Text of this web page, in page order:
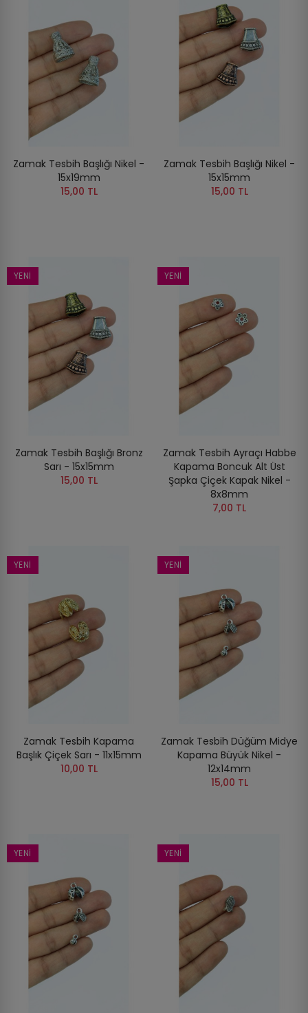
Zamak Tesbih Başlığı Nikel -
15x19mm
15,00 TL
Zamak Tesbih Başlığı Nikel -
15x15mm
15,00 TL
YENI
Zamak Tesbih Başlığı Bronz
Sarı - 15x15mm
15,00 TL
YENI
Zamak Tesbih Ayraçı Habbe
Kapama Boncuk Alt Üst
Şapka Çiçek Kapak Nikel -
8x8mm
7,00 TL
YENI
Zamak Tesbih Kapama
Başlık Çiçek Sarı - 11x15mm
10,00 TL
YENI
Zamak Tesbih Düğüm Midye
Kapama Büyük Nikel -
12x14mm
15,00 TL
YENI YENI